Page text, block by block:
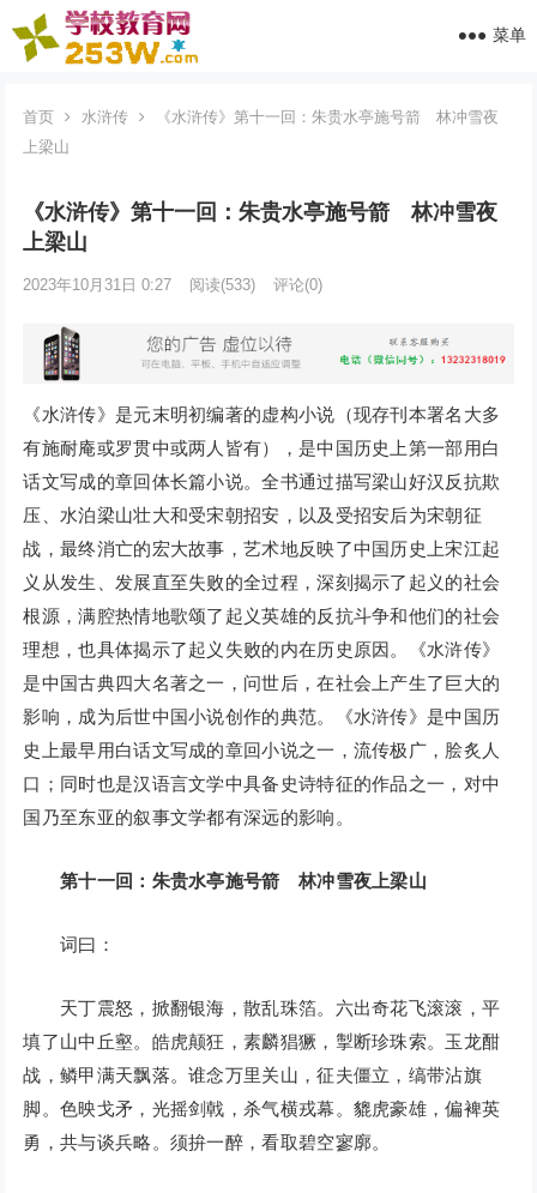
菜单
首页 水浒传
《水浒传》第十一回：朱贵水亭施号箭 林冲雪夜
上梁山
《水浒传》第十一回：朱贵水亭施号箭 林冲雪夜
上梁山
2023年10月31日 0:27 阅读(533) 评论(0)
《水浒传》是元末明初编著的虚构小说（现存刊本署名大多
有施耐庵或罗贯中或两人皆有），是中国历史上第一部用白
话文写成的章回体长篇小说。全书通过描写梁山好汉反抗欺
压、水泊梁山壮大和受宋朝招安，以及受招安后为宋朝征
战，最终消亡的宏大故事，艺术地反映了中国历史上宋江起
义从发生、发展直至失败的全过程，深刻揭示了起义的社会
根源，满腔热情地歌颂了起义英雄的反抗斗争和他们的社会
理想，也具体揭示了起义失败的内在历史原因。《水浒传》
是中国古典四大名著之一，问世后，在社会上产生了巨大的
影响，成为后世中国小说创作的典范。《水浒传》是中国历
史上最早用白话文写成的章回小说之一，流传极广，脍炙人
口；同时也是汉语言文学中具备史诗特征的作品之一，对中
国乃至东亚的叙事文学都有深远的影响。
第十一回：朱贵水亭施号箭 林冲雪夜上梁山
词曰：
天丁震怒，掀翻银海，散乱珠箔。六出奇花飞滚滚，平
填了山中丘壑。皓虎颠狂，素麟猖獗，掣断珍珠索。玉龙酣
战，鳞甲满天飘落。谁念万里关山，征夫僵立，缟带沾旗
脚。色映戈矛，光摇剑戟，杀气横戎幕。貔虎豪雄，偏裨英
勇，共与谈兵略。须拚一醉，看取碧空寥廓。